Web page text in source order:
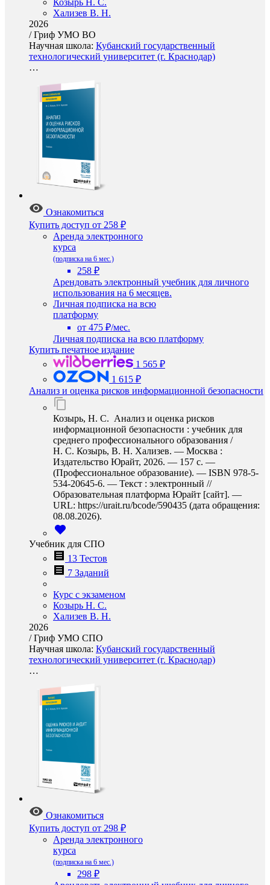
Козырь Н. С.
Хализев В. Н.
2026
/Гриф УМО ВО
Научная школа: Кубанский государственный
технологический университет (г. Краснодар)
…
Ознакомиться
Купить доступ от 258 ₽
Аренда электронного
курса
(подписка на 6 мес.)
258 ₽
Арендовать электронный учебник для личного
использования на 6 месяцев.
Личная подписка на всю
платформу
от 475 ₽/мес.
Личная подписка на всю платформу
Купить печатное издание
1 565 ₽
1 615 ₽
Анализ и оценка рисков информационной безопасности
Козырь, Н. С. Анализ и оценка рисков
информационной безопасности : учебник для
среднего профессионального образования /
Н. С. Козырь, В. Н. Хализев. — Москва :
Издательство Юрайт, 2026. — 157 с. —
(Профессиональное образование). — ISBN 978-5-
534-20645-6. — Текст : электронный //
Образовательная платформа Юрайт [сайт]. —
URL: https://urait.ru/bcode/590435 (дата обращения:
08.08.2026).
Учебник для СПО
13 Тестов
7 Заданий
Курс с экзаменом
Козырь Н. С.
Хализев В. Н.
2026
/Гриф УМО СПО
Научная школа: Кубанский государственный
технологический университет (г. Краснодар)
…
Ознакомиться
Купить доступ от 298 ₽
Аренда электронного
курса
(подписка на 6 мес.)
298 ₽